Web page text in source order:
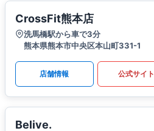
CrossFit熊本店
洗馬橋駅から車で3分
熊本県熊本市中央区本山町331-1
店舗情報 公式サイト
Belive.